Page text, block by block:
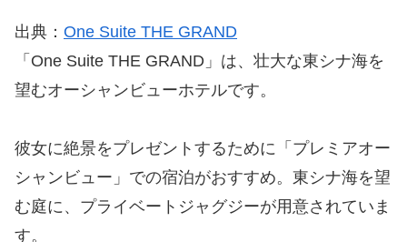
出典： One Suite THE GRAND
「One Suite THE GRAND」は、壮大な東シナ海を
望むオーシャンビューホテルです。
彼女に絶景をプレゼントするために「プレミアオー
シャンビュー」での宿泊がおすすめ。東シナ海を望
む庭に、プライベートジャグジーが用意されていま
す。